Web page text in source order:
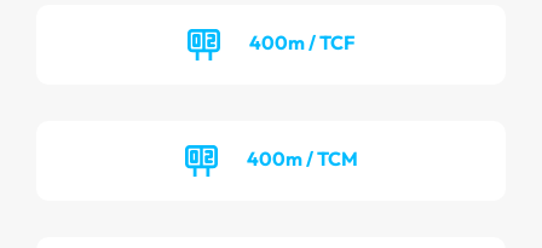
400m / TCF
400m / TCM